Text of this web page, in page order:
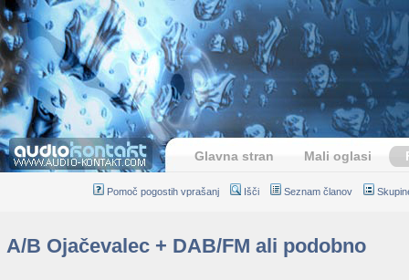
Glavna stran Mali oglasi
Pomoč pogostih vprašanj Išči Seznam članov
A/B Ojačevalec + DAB/FM ali podobno